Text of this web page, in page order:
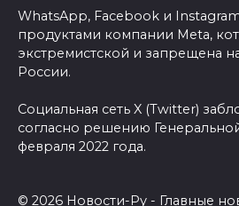
WhatsApp, Facebook и
продуктами компании Meta,
экстремистской и запрещена
России.
Социальная сеть X (Twitter)
согласно решению
февраля 2022 года.
© 2026 Новости-Ру - Главные